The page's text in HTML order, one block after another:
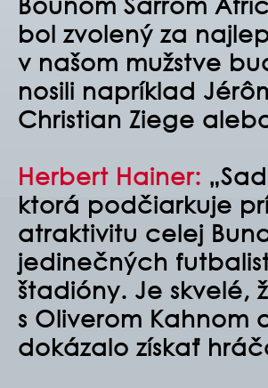
bol zvolený za
v našom mužstve
nosili napríklad
Christian Ziege
Herbert Hainer:
ktorá podčiarkuje
atraktivitu celej
jedinečných
štadióny. Je skvelé,
s Oliverom Kahnom
dokázalo získať